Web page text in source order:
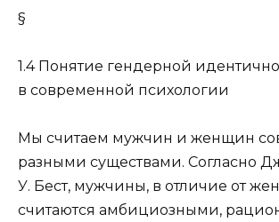
§
1.4 Понятие гендерной
в современной психологии
Мы считаем мужчин и женщин
разными существами. Согласно
У. Бест, мужчины, в отличие от
считаются амбициозными,